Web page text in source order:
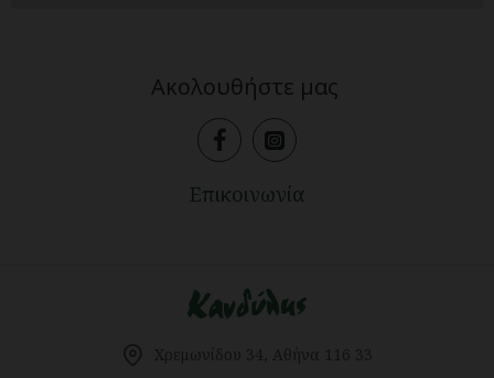
Ακολουθήστε μας
Επικοινωνία